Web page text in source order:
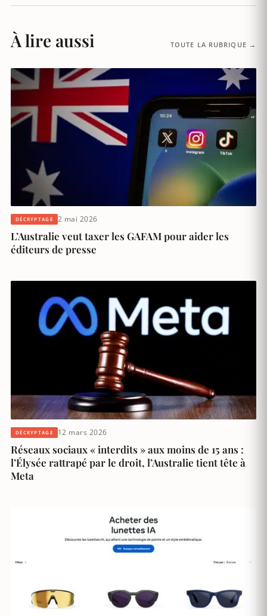
À lire aussi TOUTE LA RUBRIQUE →
DÉCRYPTAGE 2 mai 2026
L’Australie veut taxer les GAFAM pour aider les
éditeurs de presse
DÉCRYPTAGE 12 mars 2026
Réseaux sociaux « interdits » aux moins de 15 ans :
l’Élysée rattrapé par le droit, l’Australie tient tête à
Meta